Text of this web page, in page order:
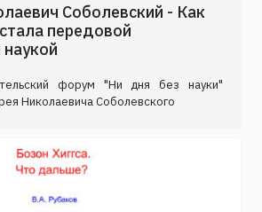
Соболевский - Как
передовой
форум "Ни дня без науки"
Николаевича Соболевского